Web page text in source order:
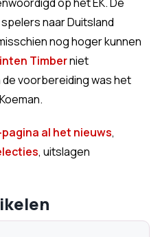
naar Duitsland
nog hoger kunnen
Timberniet
voorbereiding was het
al het nieuws,
, uitslagen